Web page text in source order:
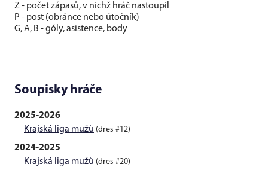
Z - počet zápasů, v nichž hráč nastoupil
P - post (obránce nebo útočník)
G, A, B - góly, asistence, body
Soupisky hráče
2025-2026
Krajská liga mužů (dres #12)
2024-2025
Krajská liga mužů (dres #20)